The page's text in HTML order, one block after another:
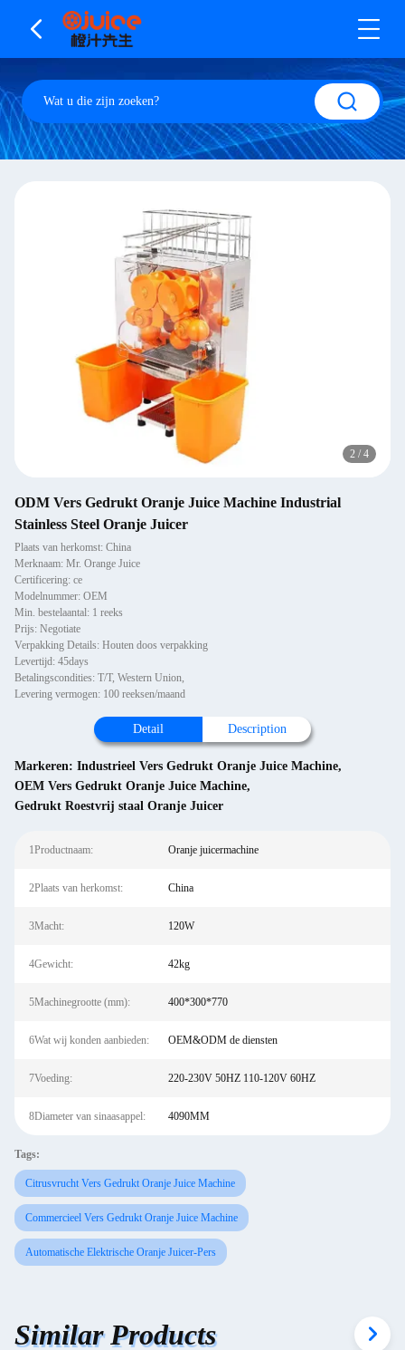
2 / 4
ODM Vers Gedrukt Oranje Juice Machine Industrial
Stainless Steel Oranje Juicer
Plaats van herkomst: China
Merknaam: Mr. Orange Juice
Certificering: ce
Modelnummer: OEM
Min. bestelaantal: 1 reeks
Prijs: Negotiate
Verpakking Details: Houten doos verpakking
Levertijd: 45days
Betalingscondities: T/T, Western Union,
Levering vermogen: 100 reeksen/maand
Detail Description
Markeren: Industrieel Vers Gedrukt Oranje Juice Machine,
OEM Vers Gedrukt Oranje Juice Machine,
Gedrukt Roestvrij staal Oranje Juicer
1Productnaam: Oranje juicermachine
2Plaats van herkomst: China
3Macht: 120W
4Gewicht: 42kg
5Machinegrootte (mm): 400*300*770
6Wat wij konden aanbieden: OEM&ODM de diensten
7Voeding: 220-230V 50HZ 110-120V 60HZ
8Diameter van sinaasappel: 4090MM
Tags:
Citrusvrucht Vers Gedrukt Oranje Juice Machine
Commercieel Vers Gedrukt Oranje Juice Machine
Automatische Elektrische Oranje Juicer-Pers
Similar Products